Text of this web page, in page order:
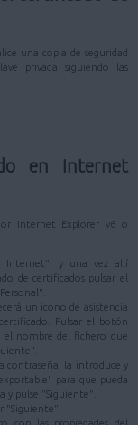
una copia de seguridad
privada siguiendo las
en Internet
Internet Explorer v6 o
Internet", y una vez allí
de certificados pulsar el
un icono de asistencia
Pulsar el botón
nombre del fichero que
contraseña, la introduce y
para que pueda
y pulse "Siguiente".
"Siguiente".